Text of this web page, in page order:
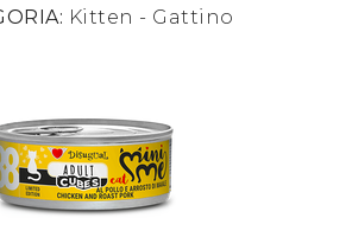
Kitten - Gattino